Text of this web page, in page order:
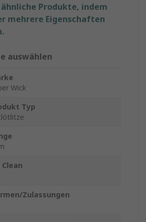
ähnliche Produkte, indem
mehrere Eigenschaften
auswählen
Wick
Typ
Clean
Zulassungen